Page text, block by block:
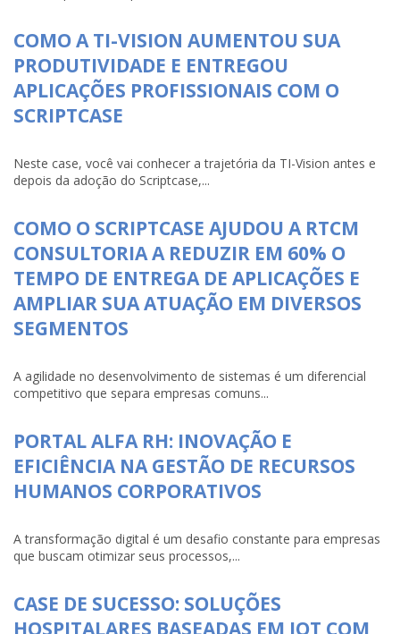
COMO A TI-VISION AUMENTOU SUA
PRODUTIVIDADE E ENTREGOU
APLICAÇÕES PROFISSIONAIS COM O
SCRIPTCASE
Neste case, você vai conhecer a trajetória da TI-Vision antes e
depois da adoção do Scriptcase,...
COMO O SCRIPTCASE AJUDOU A RTCM
CONSULTORIA A REDUZIR EM 60% O
TEMPO DE ENTREGA DE APLICAÇÕES E
AMPLIAR SUA ATUAÇÃO EM DIVERSOS
SEGMENTOS
A agilidade no desenvolvimento de sistemas é um diferencial
competitivo que separa empresas comuns...
PORTAL ALFA RH: INOVAÇÃO E
EFICIÊNCIA NA GESTÃO DE RECURSOS
HUMANOS CORPORATIVOS
A transformação digital é um desafio constante para empresas
que buscam otimizar seus processos,...
CASE DE SUCESSO: SOLUÇÕES